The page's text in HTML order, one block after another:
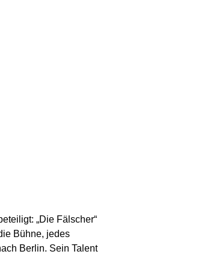
„Die Fälscher“
Bühne, jedes
Berlin. Sein Talent